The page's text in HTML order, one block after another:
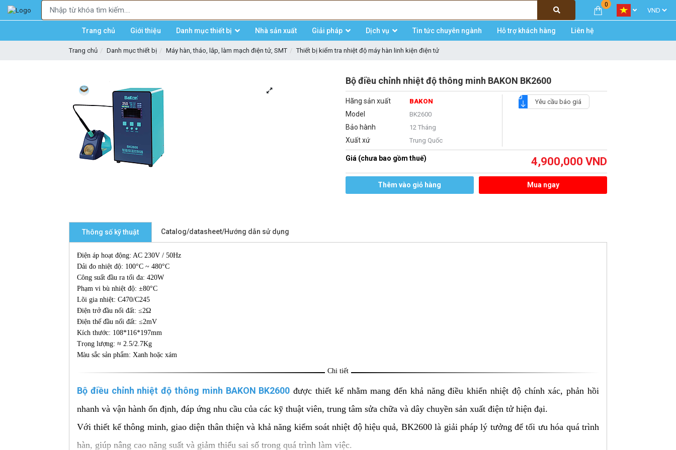
0
Trang chủ Giới thiệu Danh mục thiết bị Nhà sản xuất Giải pháp Dịch vụ Tin tức chuyên ngành Hỗ trợ khách hàng Liên hệ
Trang chủ Danh mục thiết bị Máy hàn, tháo, lắp, làm mạch điện tử, SMT Thiết bị kiểm tra nhiệt độ máy hàn linh kiện điện tử
Bộ điều chỉnh nhiệt độ thông minh BAKON BK2600
Hãng sản xuất BAKON
Model BK2600
Bảo hành 12 Tháng
Xuất xứ Trung Quốc
Yêu cầu báo giá
Giá (chưa bao gồm thuế) 4,900,000 VND
Thêm vào giỏ hàng Mua ngay
Thông số kỹ thuật Catalog/datasheet/Hướng dẫn sử dụng
Điện áp hoạt động: AC 230V / 50Hz
Dải đo nhiệt độ: 100°C ~ 480°C
Công suất đầu ra tối đa: 420W
Phạm vi bù nhiệt độ: ±80°C
Lõi gia nhiệt: C470/C245
Điện trở đầu nối đất: ≤2Ω
Điện thế đầu nối đất: ≤2mV
Kích thước: 108*116*197mm
Trọng lượng: ≈ 2.5/2.7Kg
Màu sắc sản phẩm: Xanh hoặc xám
Chi tiết
Bộ điều chỉnh nhiệt độ thông minh BAKON BK2600 được thiết kế nhằm mang đến khả năng điều khiển nhiệt độ chính xác, phản hồi
nhanh và vận hành ổn định, đáp ứng nhu cầu của các kỹ thuật viên, trung tâm sửa chữa và dây chuyền sản xuất điện tử hiện đại.
Với thiết kế thông minh, giao diện thân thiện và khả năng kiểm soát nhiệt độ hiệu quả, BK2600 là giải pháp lý tưởng để tối ưu hóa quá trình
hàn, giúp nâng cao năng suất và giảm thiểu sai số trong quá trình làm việc.